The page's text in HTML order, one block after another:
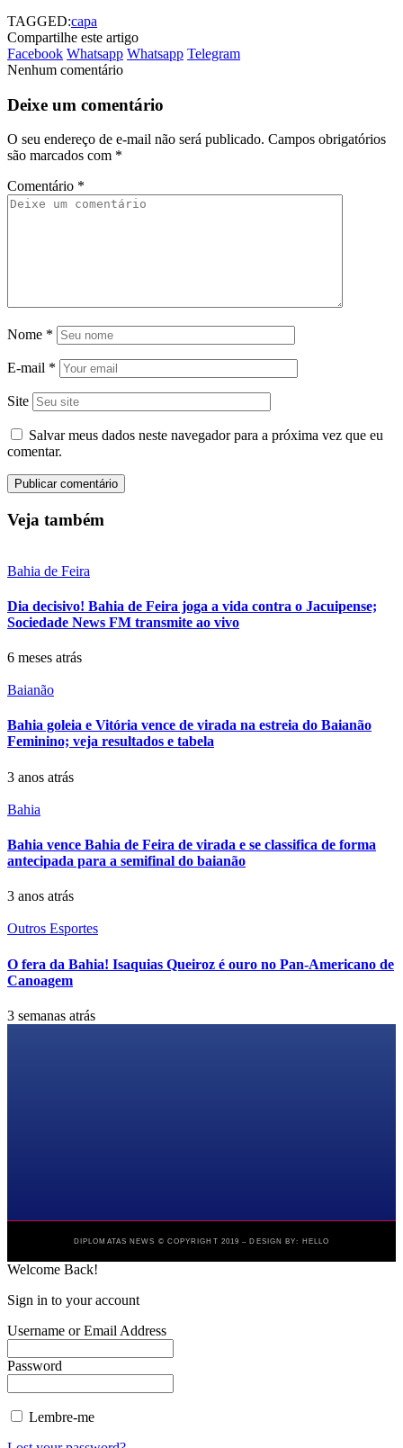
TAGGED:capa
Compartilhe este artigo
Facebook Whatsapp Whatsapp Telegram
Nenhum comentário
Deixe um comentário
O seu endereço de e-mail não será publicado. Campos obrigatórios
são marcados com *
Comentário *
Nome *
E-mail *
Site
Salvar meus dados neste navegador para a próxima vez que eu
comentar.
Veja também
Bahia de Feira
Dia decisivo! Bahia de Feira joga a vida contra o Jacuipense;
Sociedade News FM transmite ao vivo
6 meses atrás
Baianão
Bahia goleia e Vitória vence de virada na estreia do Baianão
Feminino; veja resultados e tabela
3 anos atrás
Bahia
Bahia vence Bahia de Feira de virada e se classifica de forma
antecipada para a semifinal do baianão
3 anos atrás
Outros Esportes
O fera da Bahia! Isaquias Queiroz é ouro no Pan-Americano de
Canoagem
3 semanas atrás
DIPLOMATAS NEWS © COPYRIGHT 2019 – DESIGN BY: HELLO
Welcome Back!
Sign in to your account
Username or Email Address
Password
Lembre-me